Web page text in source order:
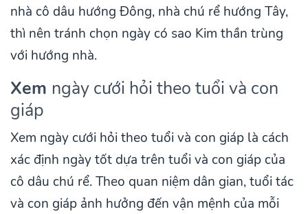
nhà cô dâu hướng Đông, nhà chú rể hướng Tây,
thì nên tránh chọn ngày có sao Kim thần trùng
với hướng nhà.
Xem ngày cưới hỏi theo tuổi và con
giáp
Xem ngày cưới hỏi theo tuổi và con giáp là cách
xác định ngày tốt dựa trên tuổi và con giáp của
cô dâu chú rể. Theo quan niệm dân gian, tuổi tác
và con giáp ảnh hưởng đến vận mệnh của mỗi